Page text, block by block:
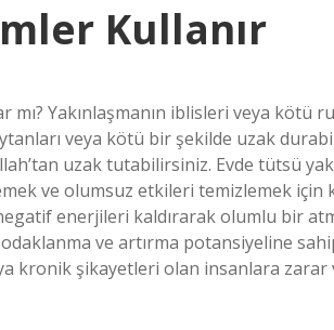
Kullanır
Yakınlaşmanın iblisleri veya kötü
veya kötü bir şekilde uzak
uzak tutabilirsiniz. Evde tütsü
ve olumsuz etkileri temizlemek için
enerjileri kaldırarak olumlu bir
ve artırma potansiyeline
kronik şikayetleri olan insanlara